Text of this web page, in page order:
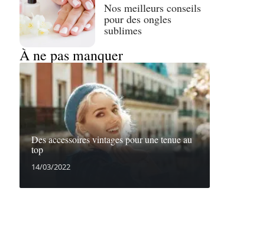
Nos meilleurs conseils
pour des ongles
sublimes
À ne pas manquer
Des accessoires vintages pour une tenue au
top
14/03/2022